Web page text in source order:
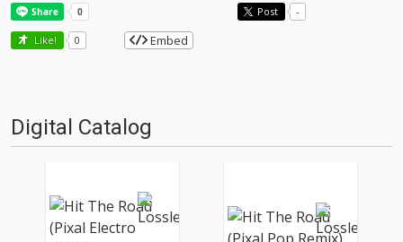
Post -
Like! 0 Embed
Digital Catalog